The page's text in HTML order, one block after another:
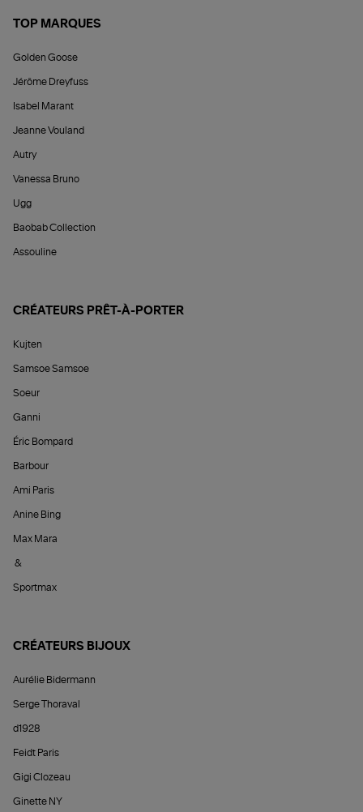
TOP MARQUES
Golden Goose
Jérôme Dreyfuss
Isabel Marant
Jeanne Vouland
Autry
Vanessa Bruno
Ugg
Baobab Collection
Assouline
CRÉATEURS PRÊT-À-PORTER
Kujten
Samsoe Samsoe
Soeur
Ganni
Éric Bompard
Barbour
Ami Paris
Anine Bing
Max Mara
&
Sportmax
CRÉATEURS BIJOUX
Aurélie Bidermann
Serge Thoraval
d1928
Feidt Paris
Gigi Clozeau
Ginette NY